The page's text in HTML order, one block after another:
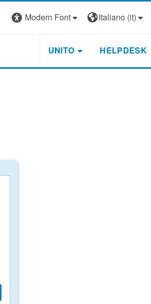
Modern Font
Italiano ‎(it)‎
UNITO HELPDESK